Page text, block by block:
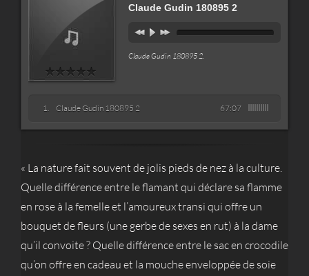
Claude Gudin 180895 2
Claude Gudin 180895 2.
Claude Gudin 180895 2 67:07
« La nature fait souvent de jolis pieds de nez à la culture.
Quelle différence entre le flamant qui déclare sa flamme
en rose à la femelle et l’amoureux transi qui offre un
bouquet de fleurs (une gerbe de sexes en rut) à la dame
qu’il convoite ? Quelle différence entre le sac en crocodile
qu’on offre en cadeau et la mouche enveloppée de soie